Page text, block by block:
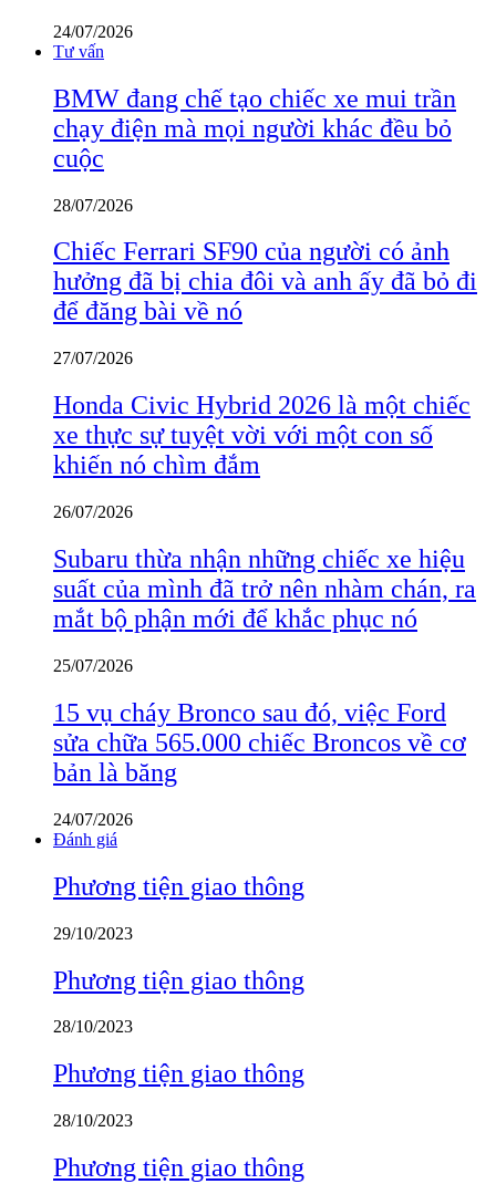
24/07/2026
Tư vấn
BMW đang chế tạo chiếc xe mui trần
chạy điện mà mọi người khác đều bỏ
cuộc
28/07/2026
Chiếc Ferrari SF90 của người có ảnh
hưởng đã bị chia đôi và anh ấy đã bỏ đi
để đăng bài về nó
27/07/2026
Honda Civic Hybrid 2026 là một chiếc
xe thực sự tuyệt vời với một con số
khiến nó chìm đắm
26/07/2026
Subaru thừa nhận những chiếc xe hiệu
suất của mình đã trở nên nhàm chán, ra
mắt bộ phận mới để khắc phục nó
25/07/2026
15 vụ cháy Bronco sau đó, việc Ford
sửa chữa 565.000 chiếc Broncos về cơ
bản là băng
24/07/2026
Đánh giá
Phương tiện giao thông
29/10/2023
Phương tiện giao thông
28/10/2023
Phương tiện giao thông
28/10/2023
Phương tiện giao thông